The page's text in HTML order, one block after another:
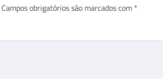
Campos obrigatórios são marcados com *